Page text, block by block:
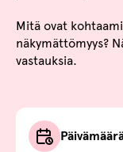
Mitä ovat
näkymättömyys?
vastauksia.